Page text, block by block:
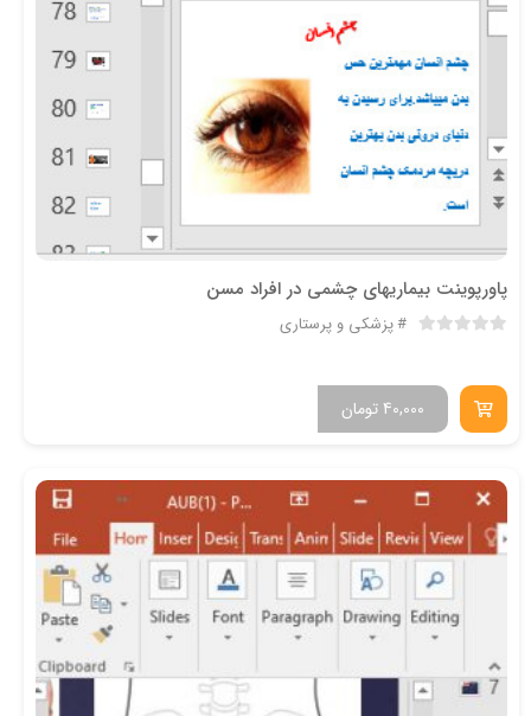
پاورپوینت بیماریهای چشمی در افراد مسن
پزشکی و پرستاری
تومان40,000